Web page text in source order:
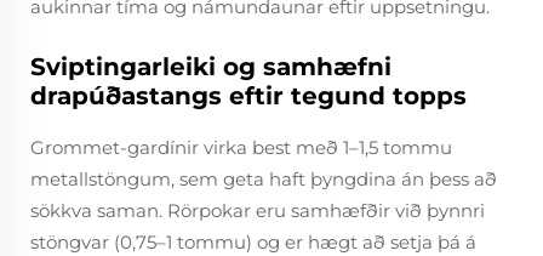
aukinnar tíma og námundaunar eftir uppsetningu.
Sviptingarleiki og samhæfni
drapúðastangs eftir tegund topps
Grommet-gardínir virka best með 1–1,5 tommu
metallstöngum, sem geta haft þyngdina án þess að
sökkva saman. Rörpokar eru samhæfðir við þynnri
stöngvar (0,75–1 tommu) og er hægt að setja þá á